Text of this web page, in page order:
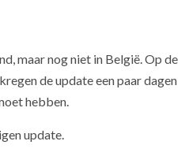
maar nog niet in België. Op de
de update een paar dagen
hebben.
update.